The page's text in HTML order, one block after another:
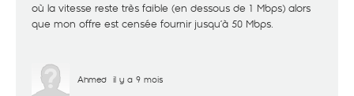
où la vitesse reste très faible (en dessous de 1 Mbps) alors
que mon offre est censée fournir jusqu’à 50 Mbps.
Ahmed il y a 9 mois